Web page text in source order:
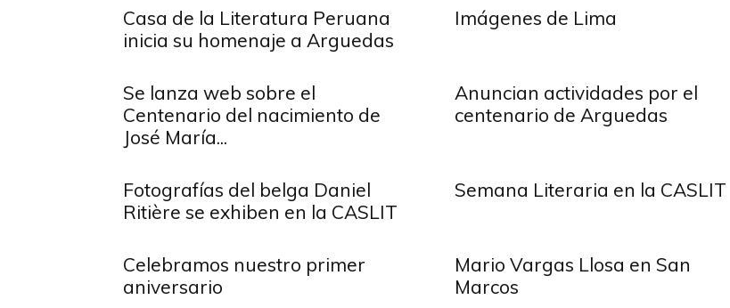
Casa de la Literatura Peruana
inicia su homenaje a Arguedas
Imágenes de Lima
Se lanza web sobre el
Centenario del nacimiento de
José María...
Anuncian actividades por el
centenario de Arguedas
Fotografías del belga Daniel
Ritière se exhiben en la CASLIT
Semana Literaria en la CASLIT
Celebramos nuestro primer
aniversario
Mario Vargas Llosa en San
Marcos